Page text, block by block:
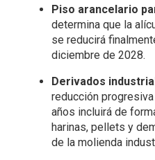
Piso arancelario
determina que la
se reducirá
diciembre de 2028.
Derivados
reducción
años incluirá de
harinas, pellets y
de la molienda